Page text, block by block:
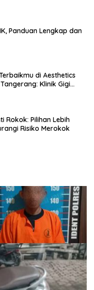
Panduan Lengkap dan
di Aesthetics
Klinik Gigi
Rokok: Pilihan Lebih
Risiko Merokok